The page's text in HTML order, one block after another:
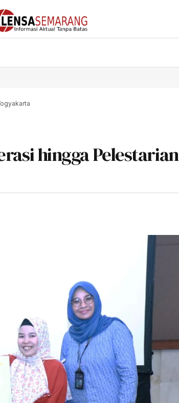
hingga Pelestarian